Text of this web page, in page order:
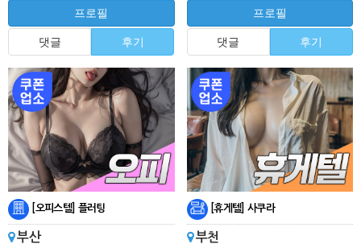
프로필
댓글 후기
프로필
댓글 후기
[오피스텔] 플러팅
부산
[휴게텔] 사쿠라
부천